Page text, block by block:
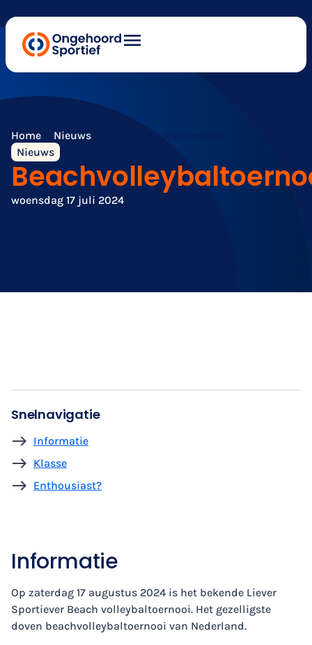
Home Nieuws
Beachvolleybaltoernooi
Nieuws
woensdag 17 juli 2024
Snelnavigatie
Informatie
Klasse
Enthousiast?
Informatie
Op zaterdag 17 augustus 2024 is het bekende Liever
Sportiever Beach volleybaltoernooi. Het gezelligste
doven beachvolleybaltoernooi van Nederland.